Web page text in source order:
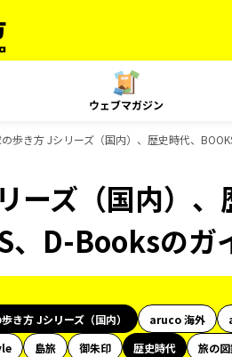
ウェブマガジン
歩き方 Jシリーズ（国内）、歴史時代、
ーズ（国内）
、D-Booksのガ
き方 Jシリーズ（国内） aruco 海外
島旅 御朱印 歴史時代 旅の